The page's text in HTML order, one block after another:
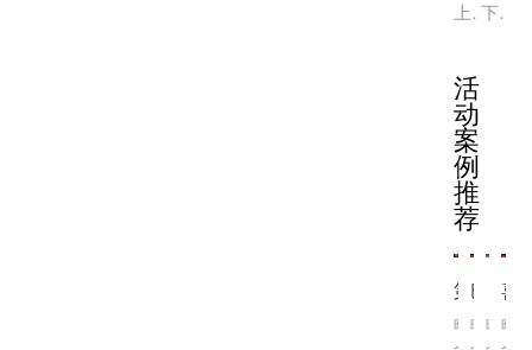
上一篇： 下一篇：
活
动
案
例
推
荐
第8届少年欢乐颂·2025上海绿叶春晚：传统文化与AI科技的
晚
巴黎卡诗鱼子秀发修愈之旅：深海灵感，奢耀焕新
晚
「汾酒之夜」首届泉州民俗文化鉴赏会圆满落幕
晚 晚